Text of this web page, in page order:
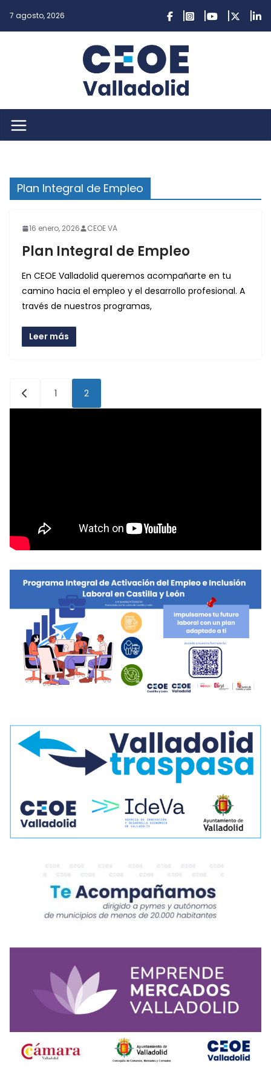
7 agosto, 2026
Plan Integral de Empleo
16 enero, 2026 CEOE VA
Plan Integral de Empleo
En CEOE Valladolid queremos acompañarte en tu
camino hacia el empleo y el desarrollo profesional. A
través de nuestros programas,
Leer más
Paginación
de
1 2